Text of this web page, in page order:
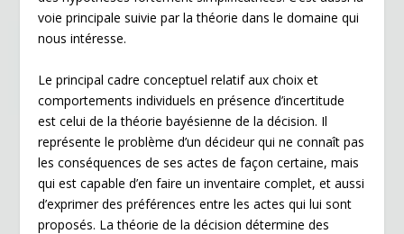
voie principale suivie par la théorie dans le domaine qui
nous intéresse.
Le principal cadre conceptuel relatif aux choix et
comportements individuels en présence d’incertitude
est celui de la théorie bayésienne de la décision. Il
représente le problème d’un décideur qui ne connaît pas
les conséquences de ses actes de façon certaine, mais
qui est capable d’en faire un inventaire complet, et aussi
d’exprimer des préférences entre les actes qui lui sont
proposés. La théorie de la décision détermine des